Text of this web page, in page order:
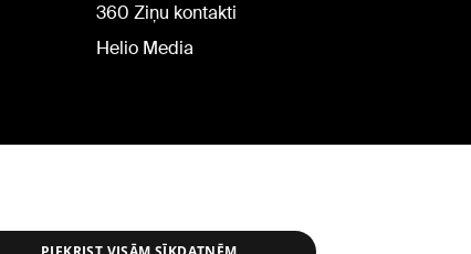
360 Ziņu kontakti
Helio Media